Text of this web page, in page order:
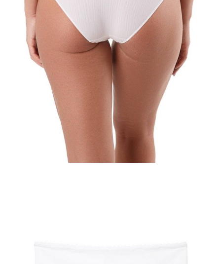
ZDJĘCIA
Rozmiary:
Tabela rozmiarów
102/L
106/XL
110/XXL
DODAJ DO KOSZYKA
Jak złożyć zamówienie
POWIADOM MNIE O DOSTĘPNOŚCI
ПОЛУЧИТЬ ПО EMAIL